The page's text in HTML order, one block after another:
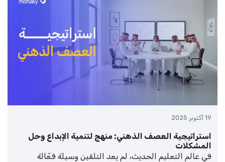
19 أكتوبر 2025
استراتيجية العصف الذهني: منهج لتنمية الإبداع وحل
المشكلات
في عالم التعليم الحديث، لم يعد التلقين وسيلة فعّالة